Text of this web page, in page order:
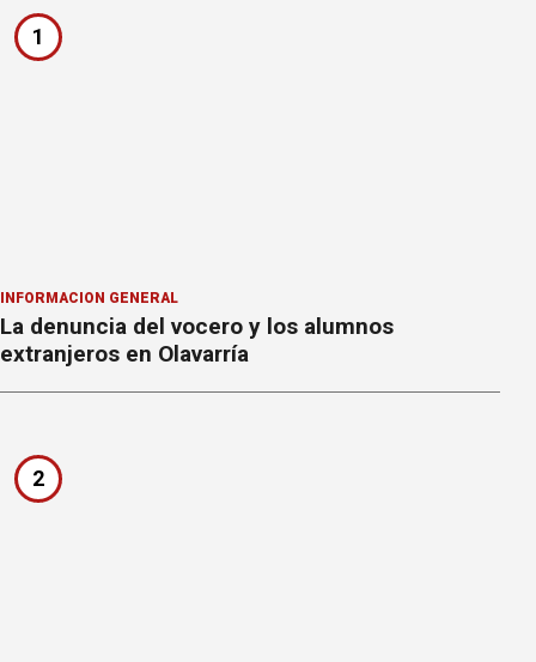
1
INFORMACION GENERAL
La denuncia del vocero y los alumnos
extranjeros en Olavarría
2